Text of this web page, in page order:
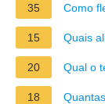
35 Como
15 Quais
20 Qual o
18